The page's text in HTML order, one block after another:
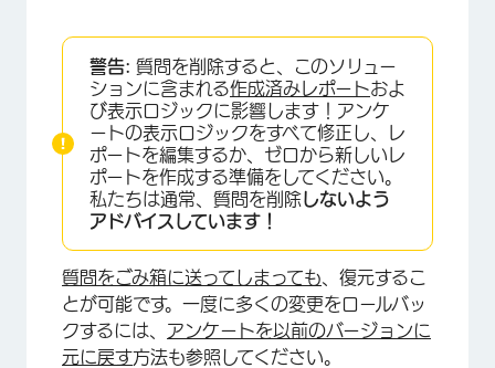
警告: 質問を削除すると、このソリュー
ションに含まれる作成済みレポートおよ
び表示ロジックに影響します！アンケ
ートの表示ロジックをすべて修正し、レ
ポートを編集するか、ゼロから新しいレ
ポートを作成する準備をしてください。
私たちは通常、質問を削除しないよう
アドバイスしています！
質問をごみ箱に送ってしまっても、復元するこ
とが可能です。一度に多くの変更をロールバッ
クするには、 アンケートを以前のバージョンに
元に戻す方法も参照してください。